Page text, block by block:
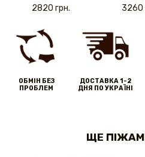
2820 грн.
3260
ОБМІН БЕЗ
ПРОБЛЕМ
ДОСТАВКА 1-2
ДНЯ ПО УКРАЇНІ
ЩЕ